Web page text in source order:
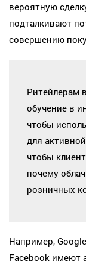
вероятную
подталкивают
совершению
Ритейлерам
обучение в
чтобы
для
чтобы
почему
розничных
Например,
Facebook имеют